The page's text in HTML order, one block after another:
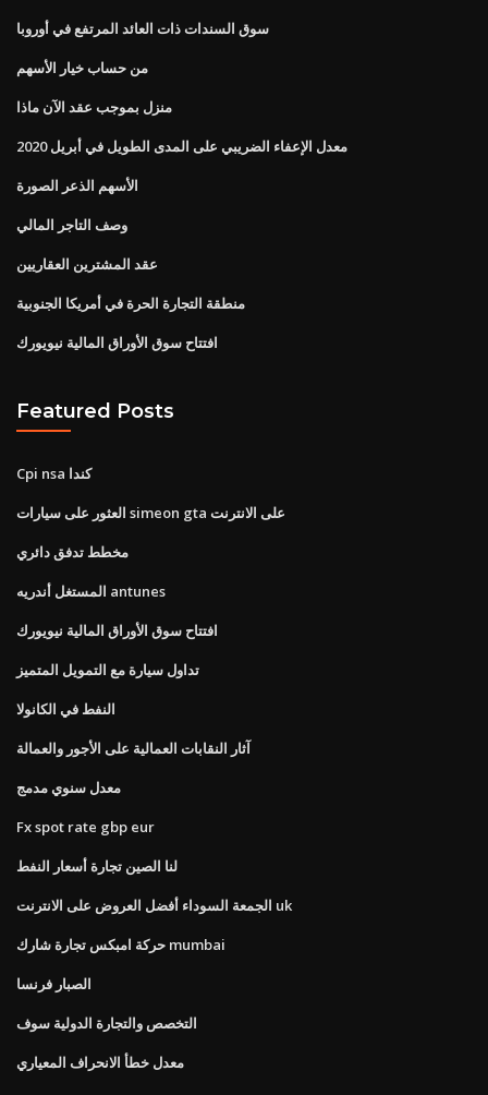
سوق السندات ذات العائد المرتفع في أوروبا
من حساب خيار الأسهم
منزل بموجب عقد الآن ماذا
معدل الإعفاء الضريبي على المدى الطويل في أبريل 2020
الأسهم الذعر الصورة
وصف التاجر المالي
عقد المشترين العقاريين
منطقة التجارة الحرة في أمريكا الجنوبية
افتتاح سوق الأوراق المالية نيويورك
Featured Posts
Cpi nsa كندا
العثور على سيارات simeon gta على الانترنت
مخطط تدفق دائري
المستغل أندريه antunes
افتتاح سوق الأوراق المالية نيويورك
تداول سيارة مع التمويل المتميز
النفط في الكانولا
آثار النقابات العمالية على الأجور والعمالة
معدل سنوي مدمج
Fx spot rate gbp eur
لنا الصين تجارة أسعار النفط
الجمعة السوداء أفضل العروض على الانترنت uk
حركة امبكس تجارة شارك mumbai
الصبار فرنسا
التخصص والتجارة الدولية سوف
معدل خطأ الانحراف المعياري